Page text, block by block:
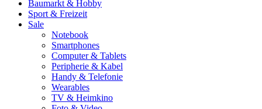
Baumarkt & Hobby
Sport & Freizeit
Sale
Notebook
Smartphones
Computer & Tablets
Peripherie & Kabel
Handy & Telefonie
Wearables
TV & Heimkino